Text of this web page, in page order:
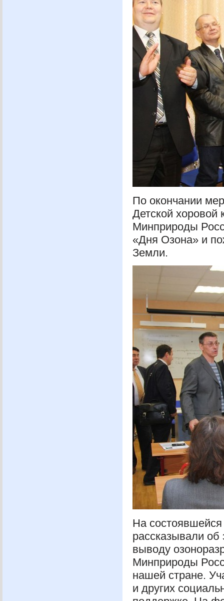
По окончании
Детской хоровой
Минприроды
«Дня Озона» и
Земли.
На
рассказывали об
выводу
Минприроды
нашей стране.
и других